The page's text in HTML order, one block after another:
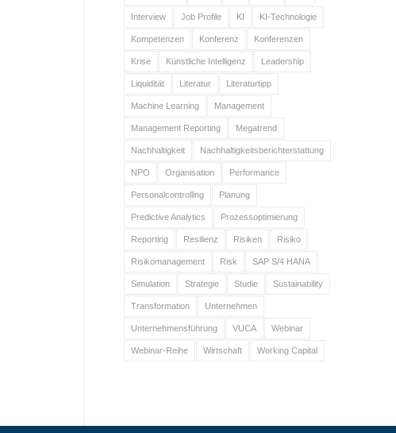
Interview Job Profile KI KI-Technologie
Kompetenzen Konferenz Konferenzen
Krise Künstliche Intelligenz Leadership
Liquidität Literatur Literaturtipp
Machine Learning Management
Management Reporting Megatrend
Nachhaltigkeit Nachhaltigkeitsberichterstattung
NPO Organisation Performance
Personalcontrolling Planung
Predictive Analytics Prozessoptimierung
Reporting Resilienz Risiken Risiko
Risikomanagement Risk SAP S/4 HANA
Simulation Strategie Studie Sustainability
Transformation Unternehmen
Unternehmensführung VUCA Webinar
Webinar-Reihe Wirtschaft Working Capital